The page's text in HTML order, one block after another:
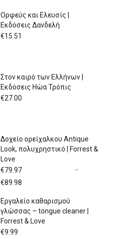
Ορφεύς και Ελευσίς |
Εκδόσεις Δανδελή
€15.51
Στον καιρό των Ελλήνων |
Εκδόσεις Ηώα Τρόπις
€27.00
Δοχείο ορείχαλκου Antique
Look, πολυχρηστικό | Forrest &
Love
€79.97
–
€89.98
through
Εργαλείο καθαρισμού
γλώσσας – tongue cleaner |
Forrest & Love
€9.99